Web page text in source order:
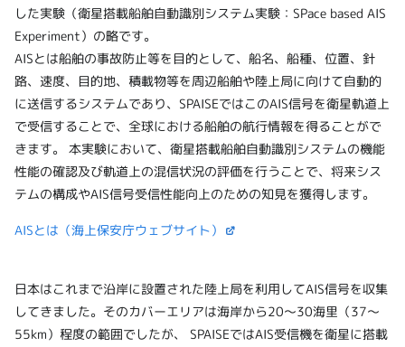
した実験（衛星搭載船舶自動識別システム実験：SPace based AIS
Experiment）の略です。
AISとは船舶の事故防止等を目的として、船名、船種、位置、針
路、速度、目的地、積載物等を周辺船舶や陸上局に向けて自動的
に送信するシステムであり、SPAISEではこのAIS信号を衛星軌道上
で受信することで、全球における船舶の航行情報を得ることがで
きます。 本実験において、衛星搭載船舶自動識別システムの機能
性能の確認及び軌道上の混信状況の評価を行うことで、将来シス
テムの構成やAIS信号受信性能向上のための知見を獲得します。
AISとは（海上保安庁ウェブサイト）
日本はこれまで沿岸に設置された陸上局を利用してAIS信号を収集
してきました。そのカバーエリアは海岸から20～30海里（37～
55km）程度の範囲でしたが、 SPAISEではAIS受信機を衛星に搭載